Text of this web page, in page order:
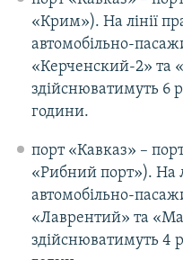
«Крим»). На лінії
автомобільно-
«Керченский-2» та
здійснюватимуть 6
години.
порт «Кавказ» –
«Рибний порт»). На
автомобільно-
«Лаврентий» та
здійснюватимуть 4